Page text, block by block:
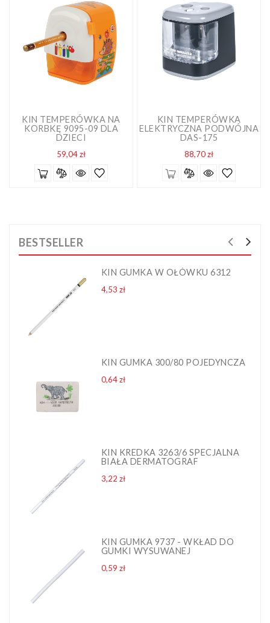
KIN TEMPERÓWKA NA
KORBKĘ 9095-09 DLA
DZIECI
59,04 złCena
KIN TEMPERÓWKA
ELEKTRYCZNA PODWÓJNA
DAS-175
88,70 złCena
BESTSELLER
KIN GUMKA W OŁÓWKU 6312
4,53 złCena
KIN GUMKA 300/80 POJEDYNCZA
0,64 złCena
KIN KREDKA 3263/6 SPECJALNA
BIAŁA DERMATOGRAF
3,22 złCena
KIN GUMKA 9737 - WKŁAD DO
GUMKI WYSUWANEJ
0,59 złCena